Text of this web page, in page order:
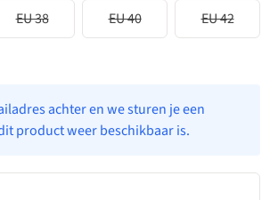
EU 38 EU 40 EU 42
achter en we sturen je een
product weer beschikbaar is.